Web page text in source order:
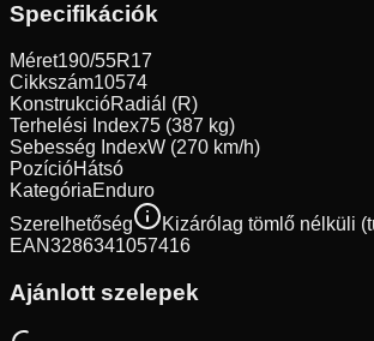
Specifikációk
Méret190/55R17
Cikkszám10574
KonstrukcióRadiál (R)
Terhelési Index75 (387 kg)
Sebesség IndexW (270 km/h)
PozícióHátsó
KategóriaEnduro
Szerelhetőség
Kizárólag tömlő nélküli
EAN3286341057416
Ajánlott szelepek